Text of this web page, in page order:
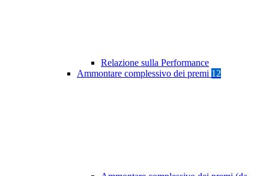
Relazione sulla Performance
Ammontare complessivo dei premi 12